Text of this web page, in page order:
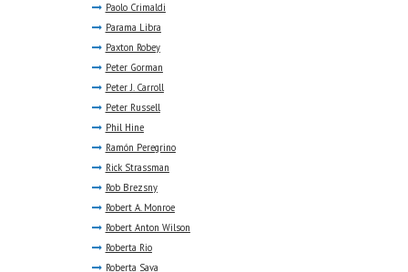
Paolo Crimaldi
Parama Libra
Paxton Robey
Peter Gorman
Peter J. Carroll
Peter Russell
Phil Hine
Ramón Peregrino
Rick Strassman
Rob Brezsny
Robert A. Monroe
Robert Anton Wilson
Roberta Rio
Roberta Sava